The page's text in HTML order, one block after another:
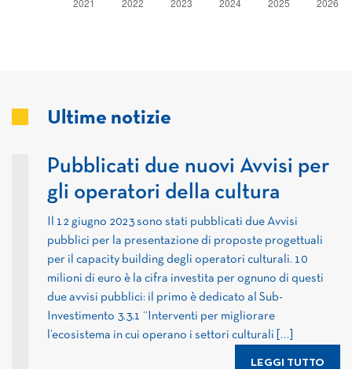
Ultime notizie
Pubblicati due nuovi Avvisi per
gli operatori della cultura
Il 12 giugno 2023 sono stati pubblicati due Avvisi
pubblici per la presentazione di proposte progettuali
per il capacity building degli operatori culturali. 10
milioni di euro è la cifra investita per ognuno di questi
due avvisi pubblici: il primo è dedicato al Sub-
Investimento 3.3.1 “Interventi per migliorare
l’ecosistema in cui operano i settori culturali […]
LEGGI TUTTO